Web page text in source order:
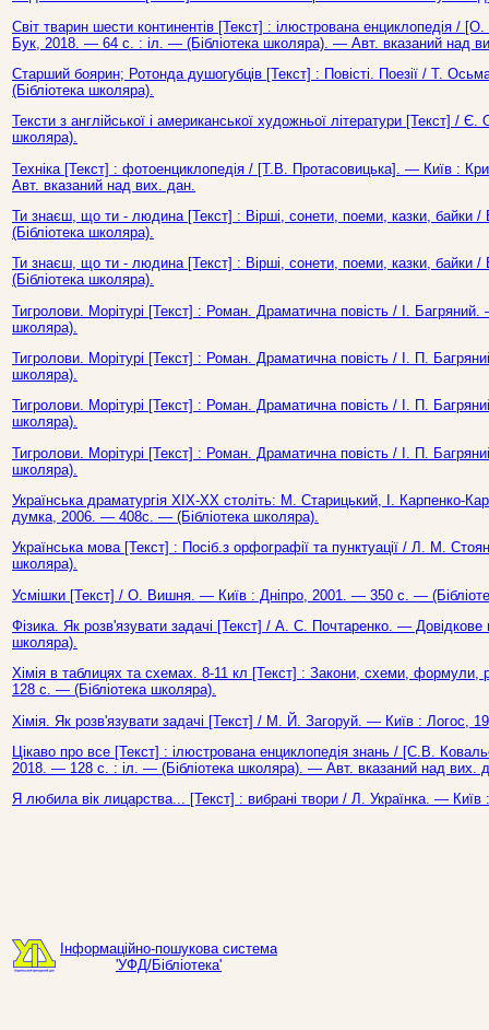
Світ тварин шести континентів [Текст] : ілюстрована енциклопедія
Бук, 2018. — 64 с. : іл. — (Бібліотека школяра). — Авт. вказаний над
Старший боярин; Ротонда душогубців [Текст] : Повісті. Поезії / Т.
(Бібліотека школяра).
Тексти з англійської і американської художньої літератури [Текст]
школяра).
Техніка [Текст] : фотоенциклопедія / [Т.В. Протасовицька]. — Київ :
Авт. вказаний над вих. дан.
Ти знаєш, що ти - людина [Текст] : Вірші, сонети, поеми, казки,
(Бібліотека школяра).
Ти знаєш, що ти - людина [Текст] : Вірші, сонети, поеми, казки,
(Бібліотека школяра).
Тигролови. Морітурі [Текст] : Роман. Драматична повість / І.
школяра).
Тигролови. Морітурі [Текст] : Роман. Драматична повість / І. П.
школяра).
Тигролови. Морітурі [Текст] : Роман. Драматична повість / І. П.
школяра).
Тигролови. Морітурі [Текст] : Роман. Драматична повість / І. П.
школяра).
Українська драматургія XIX-XX століть: М. Старицький, І. Карпенко-
думка, 2006. — 408с. — (Бібліотека школяра).
Українська мова [Текст] : Посіб.з орфографії та пунктуації / Л. М.
школяра).
Усмішки [Текст] / О. Вишня. — Київ : Дніпро, 2001. — 350 с. —
Фізика. Як розв'язувати задачі [Текст] / А. С. Почтаренко. —
школяра).
Хімія в таблицях та схемах. 8-11 кл [Текст] : Закони, схеми,
128 с. — (Бібліотека школяра).
Хімія. Як розв'язувати задачі [Текст] / М. Й. Загоруй. — Київ : Логос,
Цікаво про все [Текст] : ілюстрована енциклопедія знань / [С.В.
2018. — 128 с. : іл. — (Бібліотека школяра). — Авт. вказаний над вих.
Я любила вік лицарства... [Текст] : вибрані твори / Л. Українка. —
Інформаційно-пошукова система
'УФД/Бібліотека'